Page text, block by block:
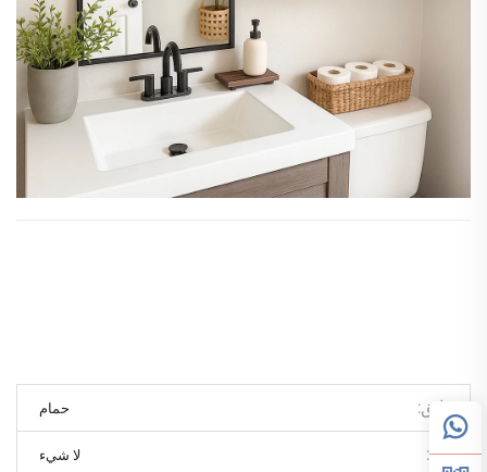
سابق حمام
تالي لا شيء